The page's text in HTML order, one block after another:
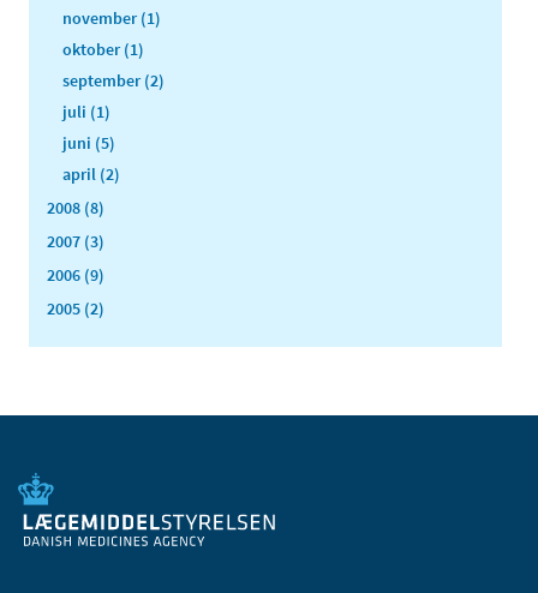
november (1)
oktober (1)
september (2)
juli (1)
juni (5)
april (2)
2008 (8)
2007 (3)
2006 (9)
2005 (2)